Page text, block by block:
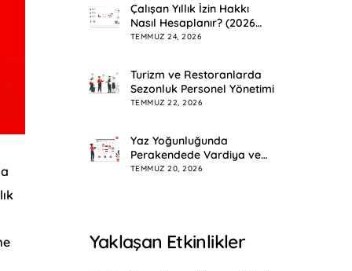
Çalışan Yıllık İzin Hakkı
Nasıl Hesaplanır? (2026
Rehberi)
TEMMUZ 24, 2026
Turizm ve Restoranlarda
Sezonluk Personel Yönetimi
TEMMUZ 22, 2026
Yaz Yoğunluğunda
Perakendede Vardiya ve
Mesai Planlama
TEMMUZ 20, 2026
Yaklaşan Etkinlikler